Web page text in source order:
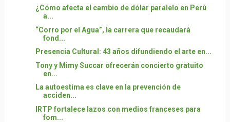
¿Cómo afecta el cambio de dólar paralelo en Perú
a...
“Corro por el Agua”, la carrera que recaudará
fond...
Presencia Cultural: 43 años difundiendo el arte en...
Tony y Mimy Succar ofrecerán concierto gratuito
en...
La autoestima es clave en la prevención de
acciden...
IRTP fortalece lazos con medios franceses para
fom...